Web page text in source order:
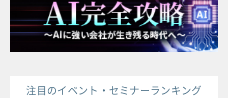
注目のイベント・セミナーランキング